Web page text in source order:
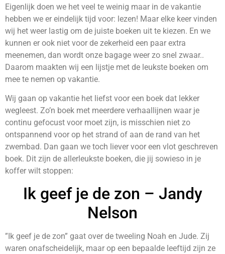
Eigenlijk doen we het veel te weinig maar in de vakantie
hebben we er eindelijk tijd voor: lezen! Maar elke keer vinden
wij het weer lastig om de juiste boeken uit te kiezen. En we
kunnen er ook niet voor de zekerheid een paar extra
meenemen, dan wordt onze bagage weer zo snel zwaar..
Daarom maakten wij een lijstje met de leukste boeken om
mee te nemen op vakantie.
Wij gaan op vakantie het liefst voor een boek dat lekker
wegleest. Zo’n boek met meerdere verhaallijnen waar je
continu gefocust voor moet zijn, is misschien niet zo
ontspannend voor op het strand of aan de rand van het
zwembad. Dan gaan we toch liever voor een vlot geschreven
boek. Dit zijn de allerleukste boeken, die jij sowieso in je
koffer wilt stoppen:
Ik geef je de zon – Jandy
Nelson
”Ik geef je de zon” gaat over de tweeling Noah en Jude. Zij
waren onafscheidelijk, maar op een bepaalde leeftijd zijn ze